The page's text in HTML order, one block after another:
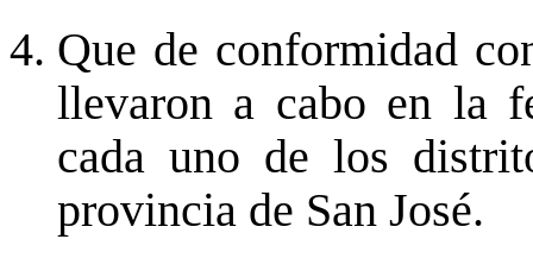
Que de conformidad
llevaron a cabo en la
cada uno de los
provincia de San José.